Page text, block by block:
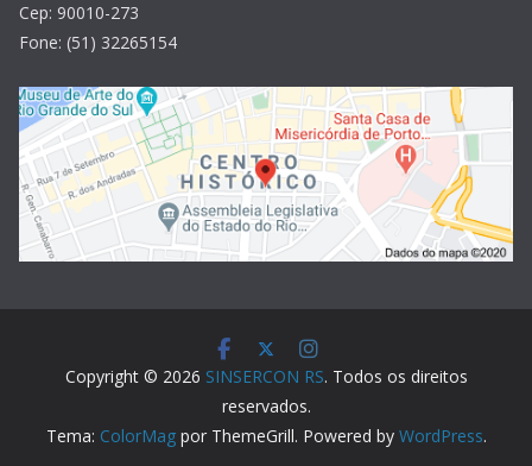
Cep: 90010-273
Fone: (51) 32265154
Copyright © 2026 SINSERCON RS. Todos os direitos
reservados.
Tema: ColorMagpor ThemeGrill. Powered by WordPress.